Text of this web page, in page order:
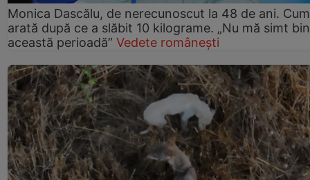
Monica Dascălu, de nerecunoscut la 48 de ani. Cum
arată după ce a slăbit 10 kilograme. „Nu mă simt
această perioadă” Vedete românești